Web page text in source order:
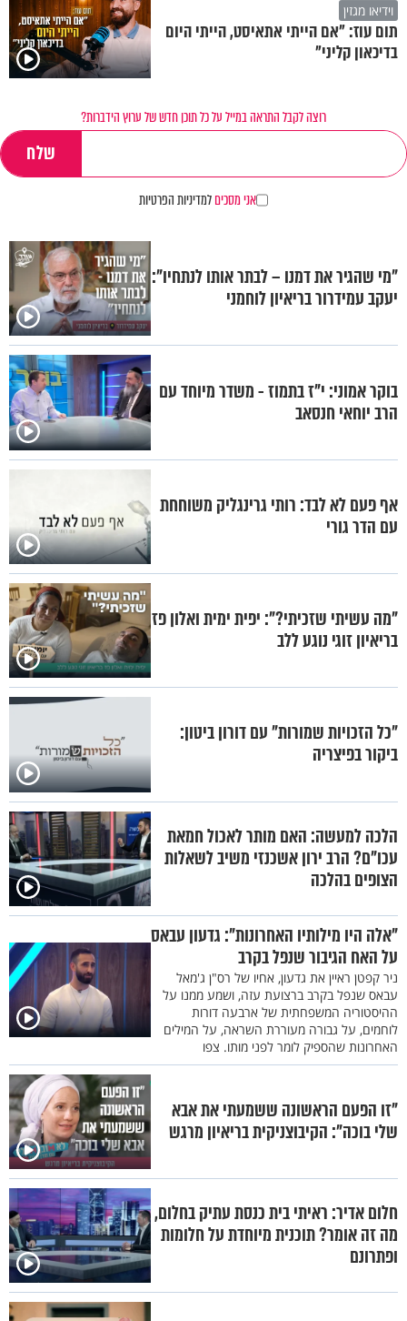
וידיאו מגזין
תום עוז: "אם הייתי אתאיסט, הייתי היום
בדיכאון קליני"
רוצה לקבל התראה במייל על כל תוכן חדש של ערוץ הידברות?
אני מסכיםלמדיניות הפרטיות
"מי שהגיר את דמנו – לבתר אותו לנתחיו":
יעקב עמידרור בריאיון לוחמני
בוקר אמוני: י"ז בתמוז - משדר מיוחד עם
הרב יוחאי חנסאב
אף פעם לא לבד: רותי גרינגליק משוחחת
עם הדר גורי
"מה עשיתי שזכיתי?": יפית ימית ואלון פז
בריאיון זוגי נוגע ללב
"כל הזכויות שמורות" עם דורון ביטון:
ביקור בפיצריה
הלכה למעשה: האם מותר לאכול חמאת
עכו"ם? הרב ירון אשכנזי משיב לשאלות
הצופים בהלכה
"אלה היו מילותיו האחרונות": גדעון עבאס
על האח הגיבור שנפל בקרב
ניר קפטן ראיין את גדעון, אחיו של רס"ן ג'מאל
עבאס שנפל בקרב ברצועת עזה, ושמע ממנו על
ההיסטוריה המשפחתית של ארבעה דורות
לוחמים, על גבורה מעוררת השראה, על המילים
האחרונות שהספיק לומר לפני מותו. צפו
"זו הפעם הראשונה ששמעתי את אבא
שלי בוכה": הקיבוצניקית בריאיון מרגש
חלום אדיר: ראיתי בית כנסת עתיק בחלום,
מה זה אומר? תוכנית מיוחדת על חלומות
ופתרונם